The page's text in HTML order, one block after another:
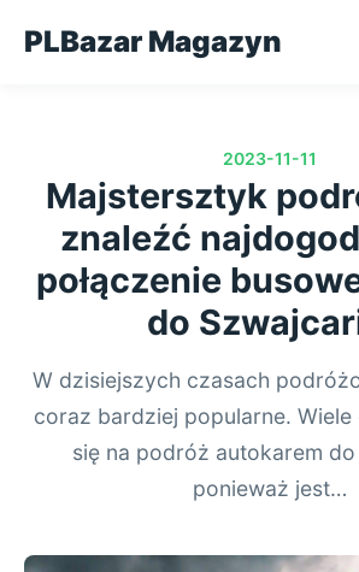
PLBazar Magazyn
2023-11-11
Majstersztyk
znaleźć
połączenie
do
W dzisiejszych czasach
coraz bardziej popularne.
się na podróż autokarem
ponieważ jest…